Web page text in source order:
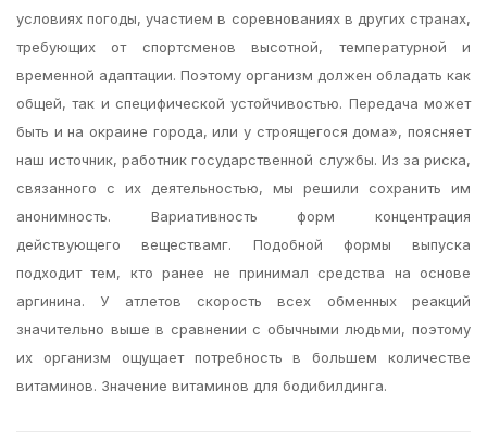
условиях погоды, участием в соревнованиях в других странах,
требующих от спортсменов высотной, температурной и
временной адаптации. Поэтому организм должен обладать как
общей, так и специфической устойчивостью. Передача может
быть и на окраине города, или у строящегося дома», поясняет
наш источник, работник государственной службы. Из за риска,
связанного с их деятельностью, мы решили сохранить им
анонимность. Вариативность форм концентрация
действующего веществамг. Подобной формы выпуска
подходит тем, кто ранее не принимал средства на основе
аргинина. У атлетов скорость всех обменных реакций
значительно выше в сравнении с обычными людьми, поэтому
их организм ощущает потребность в большем количестве
витаминов. Значение витаминов для бодибилдинга.